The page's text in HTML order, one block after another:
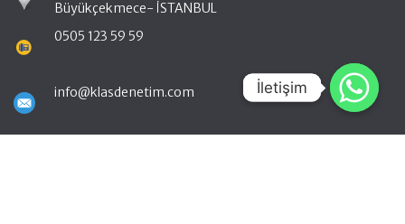
Büyükçekmece- İSTANBUL
0505 123 59 59
info@klasdenetim.com İletişim
İletişim